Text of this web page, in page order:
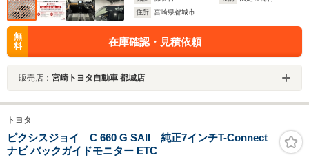
住所
宮崎県都城市
無
料
在庫確認・見積依頼
販売店： 宮崎トヨタ自動車 都城店
トヨタ
ピクシスジョイ C 660 G SAII 純正7インチT-Connect
ナビ バックガイドモニター ETC